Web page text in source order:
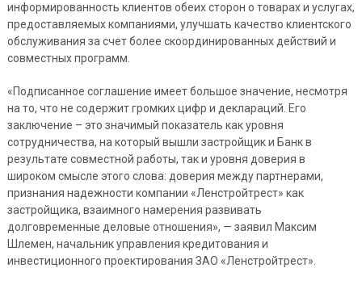
информированность клиентов обеих сторон о товарах и услугах,
предоставляемых компаниями, улучшать качество клиентского
обслуживания за счет более скоординированных действий и
совместных программ.
«Подписанное соглашение имеет большое значение, несмотря
на то, что не содержит громких цифр и деклараций. Его
заключение – это значимый показатель как уровня
сотрудничества, на который вышли застройщик и Банк в
результате совместной работы, так и уровня доверия в
широком смысле этого слова: доверия между партнерами,
признания надежности компании «Ленстройтрест» как
застройщика, взаимного намерения развивать
долговременные деловые отношения», — заявил Максим
Шлемен, начальник управления кредитования и
инвестиционного проектирования ЗАО «Ленстройтрест».